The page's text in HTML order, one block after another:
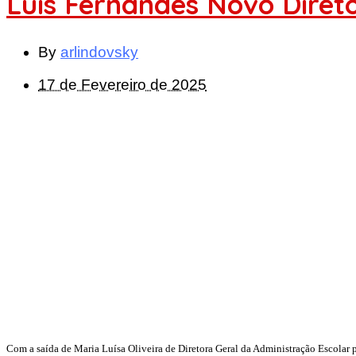
By arlindovsky
17 de Fevereiro de 2025
Com a saída de Maria Luísa Oliveira de Diretora Geral da Administração